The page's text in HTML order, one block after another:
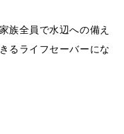
族全員で水辺への備え
るライフセーバーにな